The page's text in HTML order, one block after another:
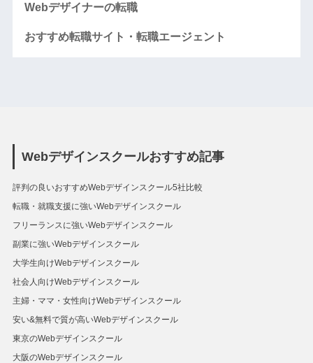
Webデザイナーの転職
おすすめ転職サイト・転職エージェント
Webデザインスクールおすすめ記事
評判の良いおすすめWebデザインスクール5社比較
転職・就職支援に強いWebデザインスクール
フリーランスに強いWebデザインスクール
副業に強いWebデザインスクール
大学生向けWebデザインスクール
社会人向けWebデザインスクール
主婦・ママ・女性向けWebデザインスクール
安い&無料で質が高いWebデザインスクール
東京のWebデザインスクール
大阪のWebデザインスクール